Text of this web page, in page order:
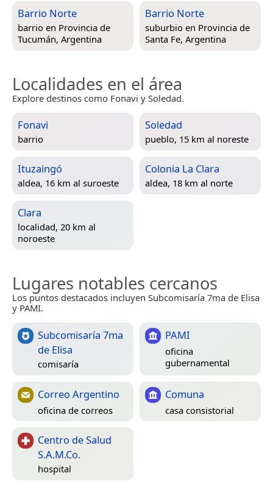
Barrio Norte
barrio en Provincia de
Tucumán, Argentina
Barrio Norte
suburbio en Provincia de
Santa Fe, Argentina
Localidades en el área
Explore destinos como Fonavi y Soledad.
Fonavi
barrio
Soledad
pueblo, 15 km al noreste
Ituzaingó
aldea, 16 km al suroeste
Colonia La Clara
aldea, 18 km al norte
Clara
localidad, 20 km al
noroeste
Lugares notables cercanos
Los puntos destacados incluyen Subcomisaría 7ma de Elisa
y PAMI.
Subcomisaría 7ma
de Elisa
comisaría
PAMI
oficina
gubernamental
Correo Argentino
oficina de correos
Comuna
casa consistorial
Centro de Salud
S.A.M.Co.
hospital